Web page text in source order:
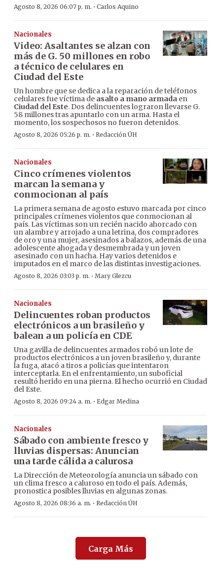
Agosto 8, 2026 06:07 p. m. · Carlos Aquino
Nacionales
Video: Asaltantes se alzan con
más de G. 50 millones en robo
a técnico de celulares en
Ciudad del Este
Un hombre que se dedica a la reparación de teléfonos
celulares fue víctima de asalto a mano armada en
Ciudad del Este. Dos delincuentes lograron llevarse G.
58 millones tras apuntarlo con un arma. Hasta el
momento, los sospechosos no fueron detenidos.
Agosto 8, 2026 05:26 p. m. · Redacción ÚH
Nacionales
Cinco crímenes violentos
marcan la semana y
conmocionan al país
La primera semana de agosto estuvo marcada por cinco
principales crímenes violentos que conmocionan al
país. Las víctimas son un recién nacido ahorcado con
un alambre y arrojado a una letrina, dos compradores
de oro y una mujer, asesinados a balazos, además de una
adolescente ahogada y desmembrada y un joven
asesinado con un hacha. Hay varios detenidos e
imputados en el marco de las distintas investigaciones.
Agosto 8, 2026 03:03 p. m. · Mary Glezcu
Nacionales
Delincuentes roban productos
electrónicos a un brasileño y
balean a un policía en CDE
Una gavilla de delincuentes armados robó un lote de
productos electrónicos a un joven brasileño y, durante
la fuga, atacó a tiros a policías que intentaron
interceptarla. En el enfrentamiento, un suboficial
resultó herido en una pierna. El hecho ocurrió en Ciudad
del Este.
Agosto 8, 2026 09:24 a. m. · Edgar Medina
Nacionales
Sábado con ambiente fresco y
lluvias dispersas: Anuncian
una tarde cálida a calurosa
La Dirección de Meteorología anuncia un sábado con
un clima fresco a caluroso en todo el país. Además,
pronostica posibles lluvias en algunas zonas.
Agosto 8, 2026 08:36 a. m. · Redacción ÚH
Carga Más